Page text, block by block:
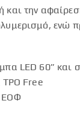
και την
ενώ
LED 60” και
Free
ΕΟΦ